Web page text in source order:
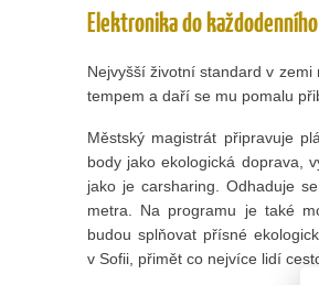
Elektronika do
Nejvyšší životní standard v
tempem a daří se mu pomalu
Městský magistrát připravuje
body jako ekologická doprava,
jako je carsharing. Odhaduje
metra. Na programu je také
budou splňovat přísné
v Sofii, přimět co nejvíce lidí